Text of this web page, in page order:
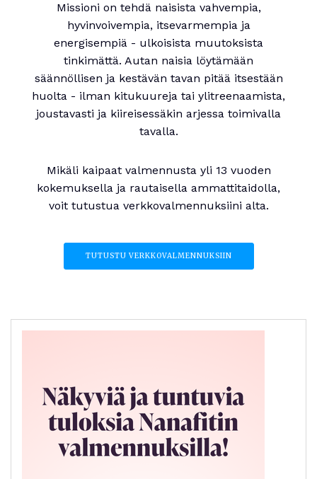
Missioni on tehdä naisista vahvempia,
hyvinvoivempia, itsevarmempia ja
energisempiä - ulkoisista muutoksista
tinkimättä. Autan naisia löytämään
säännöllisen ja kestävän tavan pitää itsestään
huolta - ilman kitukuureja tai ylitreenaamista,
joustavasti ja kiireisessäkin arjessa toimivalla
tavalla.
Mikäli kaipaat valmennusta yli 13 vuoden
kokemuksella ja rautaisella ammattitaidolla,
voit tutustua verkkovalmennuksiini alta.
TUTUSTU VERKKOVALMENNUKSIIN